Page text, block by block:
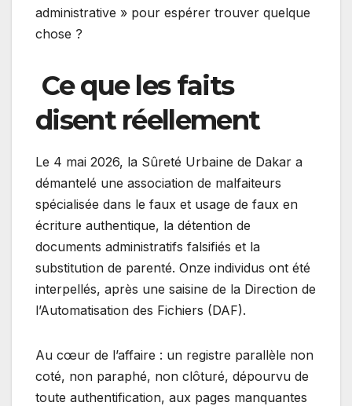
administrative » pour espérer trouver quelque
chose ?
Ce que les faits
disent réellement
Le 4 mai 2026, la Sûreté Urbaine de Dakar a
démantelé une association de malfaiteurs
spécialisée dans le faux et usage de faux en
écriture authentique, la détention de
documents administratifs falsifiés et la
substitution de parenté. Onze individus ont été
interpellés, après une saisine de la Direction de
l’Automatisation des Fichiers (DAF).
Au cœur de l’affaire : un registre parallèle non
coté, non paraphé, non clôturé, dépourvu de
toute authentification, aux pages manquantes